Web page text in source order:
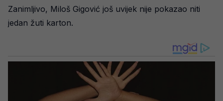
Zanimljivo, Miloš Gigović još uvijek nije pokazao niti
jedan žuti karton.